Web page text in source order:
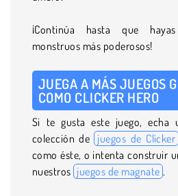
¡Continúa hasta que
monstruos más poderosos!
JUEGA A MÁS JUEGOS
COMO CLICKER HERO
Si te gusta este juego, echa
colección de juegos de Clicker
como éste, o intenta construir
nuestros juegos de magnate .